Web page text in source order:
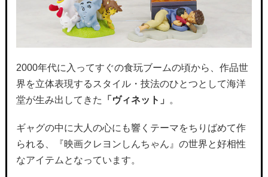
2000年代に入ってすぐの食玩ブームの頃から、作品世
界を立体表現するスタイル・技法のひとつとして海洋
堂が生み出してきた
「ヴィネット」 。
ギャグの中に大人の心にも響くテーマをちりばめて作
られる、『映画クレヨンしんちゃん』の世界と好相性
なアイテムとなっています。